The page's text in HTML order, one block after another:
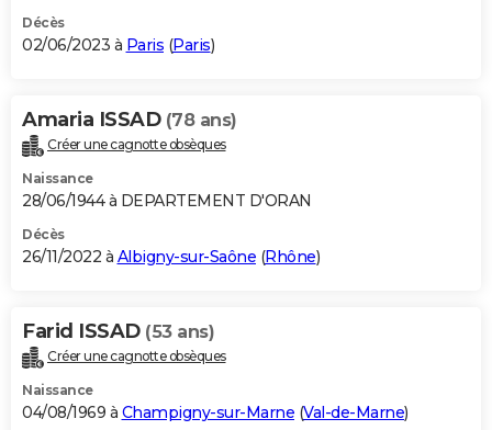
Décès
02/06/2023 à Paris (Paris)
Amaria ISSAD (78 ans)
Créer une cagnotte obsèques
Naissance
28/06/1944 à DEPARTEMENT D'ORAN
Décès
26/11/2022 à Albigny-sur-Saône (Rhône)
Farid ISSAD (53 ans)
Créer une cagnotte obsèques
Naissance
04/08/1969 à Champigny-sur-Marne (Val-de-Marne)